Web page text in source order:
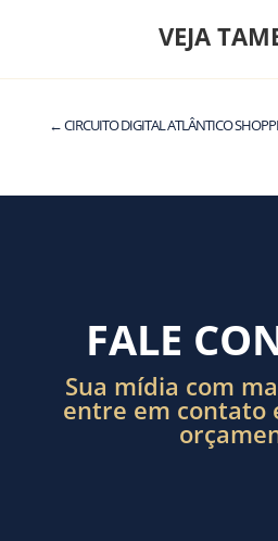
VEJA
←CIRCUITO DIGITAL ATLÂNTICO
FALE
Sua mídia com
entre em contato